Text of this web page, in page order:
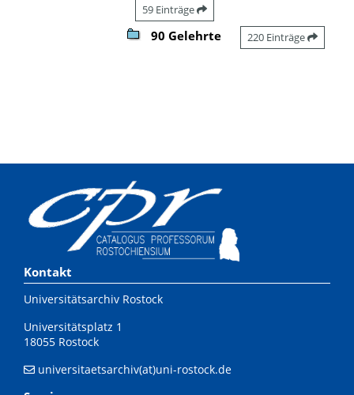
59 Einträge
90 Gelehrte 220 Einträge
Kontakt
Universitätsarchiv Rostock
Universitätsplatz 1
18055 Rostock
universitaetsarchiv(at)uni-rostock.de